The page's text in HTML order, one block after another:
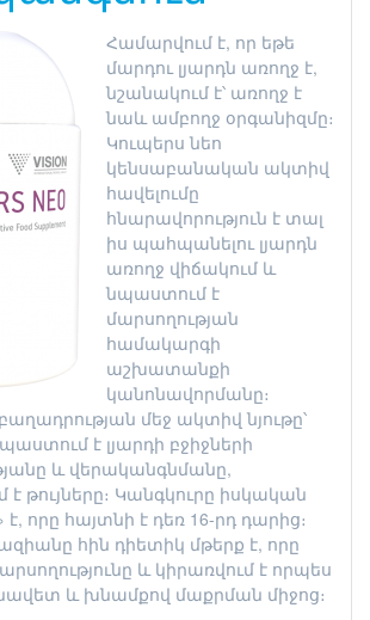
Համարվում է, որ եթե
մարդու լյարդն առողջ է,
նշանակում է՝ առողջ է
նաև ամբողջ օրգանիզմը։
Կուպերս նեո
կենսաբանական ակտիվ
հավելումը
հնարավորություն է տալ
իս պահպանելու լյարդն
առողջ վիճակում և
նպաստում է
մարսողության
համակարգի
աշխատանքի
կանոնավորմանը։
մեջ ակտիվ նյութը՝
է լյարդի բջիջների
և վերականգնմանը,
է թույները։ Կանգկուրը իսկական
է, որը հայտնի է դեռ 16-րդ դարից։
հին դիետիկ մթերք է, որը
և կիրառվում է որպես
և խնամքով մաքրման միջոց։